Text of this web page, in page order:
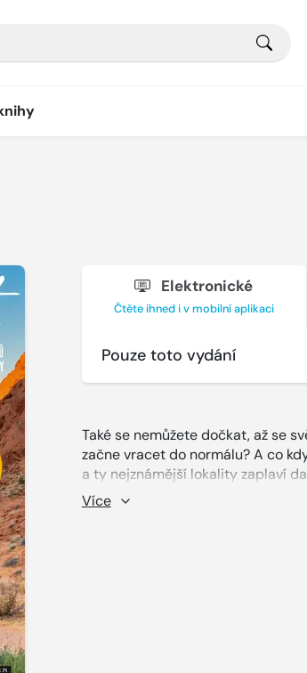
Elektronické
Čtěte ihned i v mobilní aplikaci
Pouze toto vydání
Také se nemůžete dočkat, až se
začne vracet do normálu? A co
a ty nejznámější lokality zaplaví
natěšených turistů? Na takovou
časopis Lidé a Země vytvořil
Více